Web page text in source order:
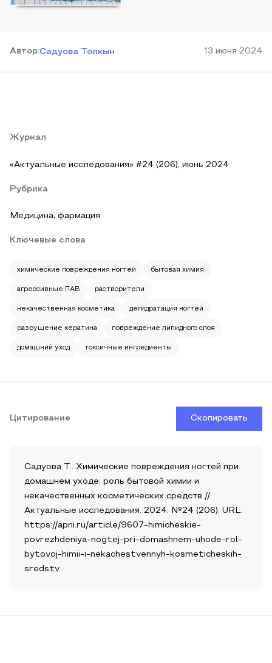
Автор:Садуова Толкын 13 июня 2024
Журнал
«Актуальные исследования» #24 (206), июнь 2024
Рубрика
Медицина, фармация
Ключевые слова
химические повреждения ногтей бытовая химия
агрессивные ПАВ растворители
некачественная косметика дегидратация ногтей
разрушение кератина повреждение липидного слоя
домашний уход токсичные ингредиенты
Цитирование Скопировать
Садуова Т.. Химические повреждения ногтей при
домашнем уходе: роль бытовой химии и
некачественных косметических средств //
Актуальные исследования. 2024. №24 (206). URL:
https://apni.ru/article/9607-himicheskie-
povrezhdeniya-nogtej-pri-domashnem-uhode-rol-
bytovoj-himii-i-nekachestvennyh-kosmeticheskih-
sredstv